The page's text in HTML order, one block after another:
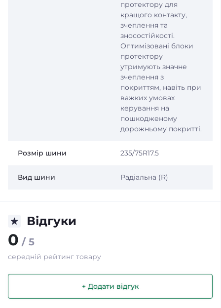
протектору для
кращого контакту,
зчеплення та
зносостійкості.
Оптимізовані блоки
протектору
утримують значне
зчеплення з
покриттям, навіть при
важких умовах
керування на
пошкодженому
дорожньому покритті.
Розмір шини 235/75R17.5
Вид шини Радіальна (R)
Відгуки
0 / 5
середній рейтинг товару
+ Додати відгук